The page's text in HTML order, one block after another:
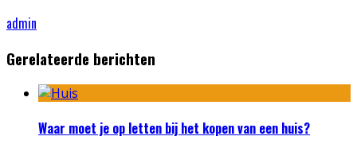
admin
Gerelateerde berichten
Waar moet je op letten bij het kopen van een huis?